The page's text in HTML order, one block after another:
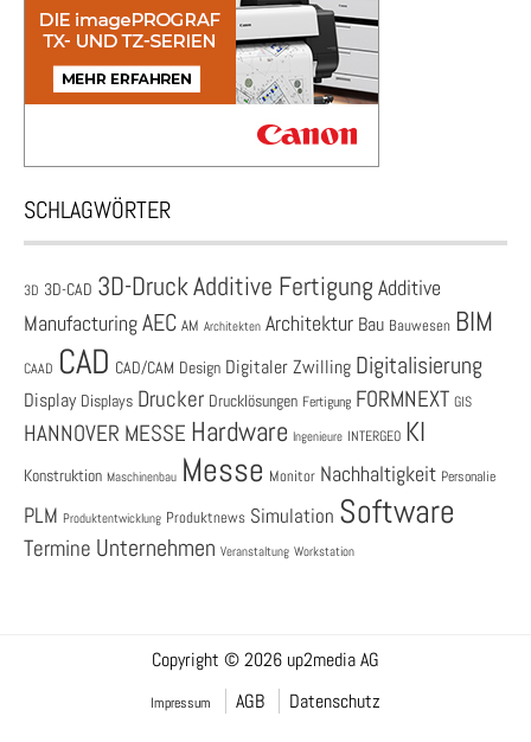
SCHLAGWÖRTER
3D 3D-CAD 3D-DruckAdditive Fertigung Additive
ManufacturingAEC AM Architekten Architektur Bau Bauwesen BIM
CAAD CAD CAD/CAM Design Digitaler Zwilling Digitalisierung
Display Displays Drucker Drucklösungen Fertigung FORMNEXT GIS
HANNOVER MESSE Hardware Ingenieure INTERGEO KI
Konstruktion Maschinenbau Messe Monitor Nachhaltigkeit Personalie
PLM Produktentwicklung Produktnews Simulation Software
Termine Unternehmen Veranstaltung Workstation
Copyright © 2026 up2media AG
Impressum AGB Datenschutz